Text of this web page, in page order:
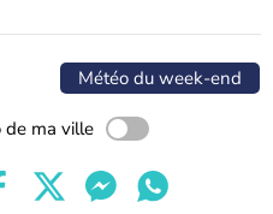
Météo du week-end
de ma ville